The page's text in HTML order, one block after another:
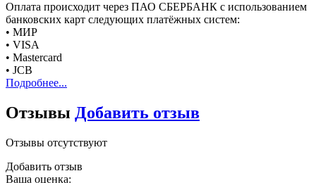
Оплата происходит через ПАО СБЕРБАНК с использованием
банковских карт следующих платёжных систем:
• МИР
• VISA
• Mastercard
• JCB
Подробнее...
Отзывы Добавить отзыв
Отзывы отсутствуют
Добавить отзыв
Ваша оценка: